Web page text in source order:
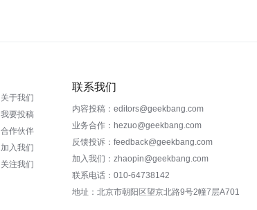
关于我们
我要投稿
合作伙伴
加入我们
关注我们
联系我们
内容投稿：editors@geekbang.com
业务合作：hezuo@geekbang.com
反馈投诉：feedback@geekbang.com
加入我们：zhaopin@geekbang.com
联系电话：010-64738142
地址：北京市朝阳区望京北路9号2幢7层A701